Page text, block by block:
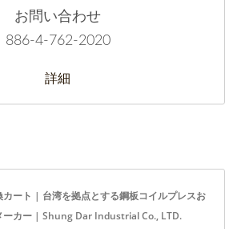
お問い合わせ
886-4-762-2020
詳細
カート | 台湾を拠点とする鋼板コイルプレスお
ーカー | Shung Dar Industrial Co., LTD.